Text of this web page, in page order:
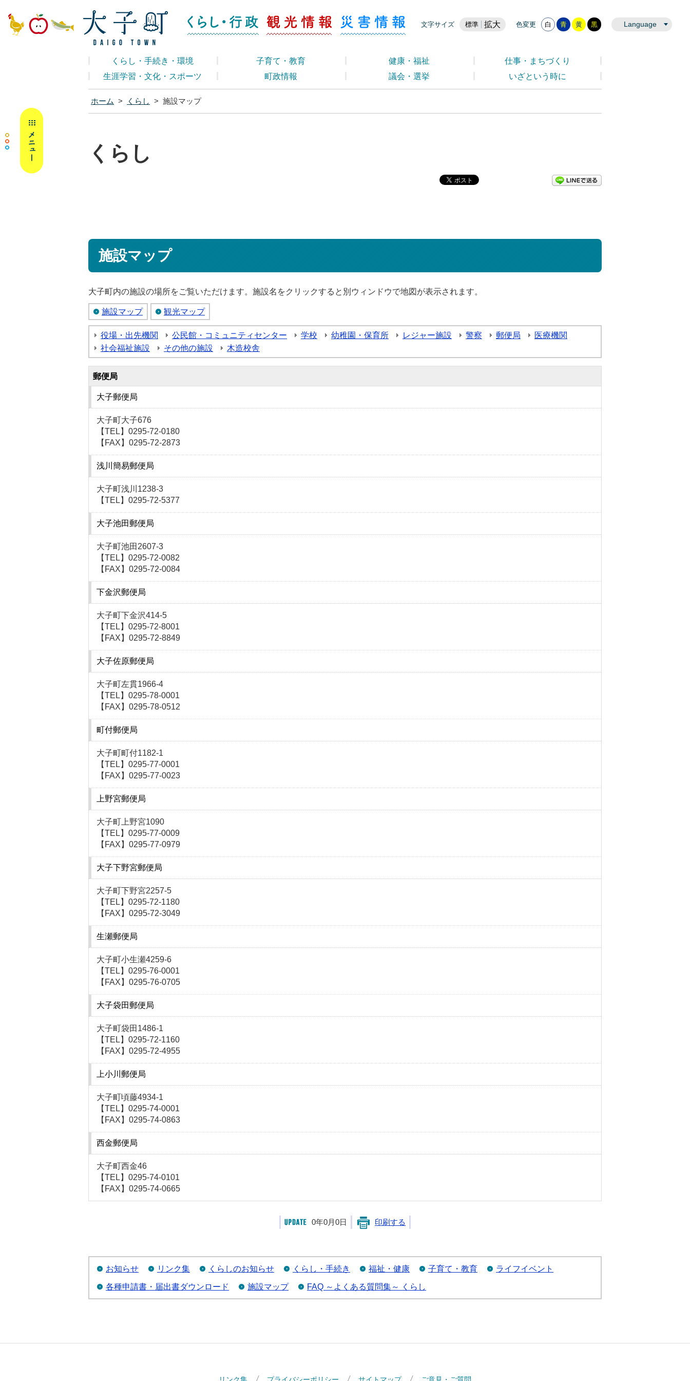
大子町ホームページ くらし・行政
文字サイズ 標準 拡大 色変更 白 青 黄 黒 Language
くらし・行政 観光情報 災害情報
くらし・手続き・環境 子育て・教育 健康・福祉
仕事・まちづくり
生涯学習・文化・スポーツ
町政情報 議会・選挙 いざという時に
ホーム > くらし > 施設マップ
くらし
施設マップ
大子町内の施設の場所をご覧いただけます。施設名をクリックすると別ウィンドウで地図が表示されます。
施設マップ 観光マップ
役場・出先機関 公民館・コミュニティセンター 学校 幼稚園・保育所 レジャー施設 警察 郵便局
医療機関
社会福祉施設
その他の施設 木造校舎
郵便局
大子郵便局
大子町大子676
【TEL】0295-72-0180
【FAX】0295-72-2873
浅川簡易郵便局
大子町浅川1238-3
【TEL】0295-72-5377
大子池田郵便局
大子町池田2607-3
【TEL】0295-72-0082
【FAX】0295-72-0084
下金沢郵便局
大子町下金沢414-5
【TEL】0295-72-8001
【FAX】0295-72-8849
大子佐原郵便局
大子町左貫1966-4
【TEL】0295-78-0001
【FAX】0295-78-0512
町付郵便局
大子町町付1182-1
【TEL】0295-77-0001
【FAX】0295-77-0023
上野宮郵便局
大子町上野宮1090
【TEL】0295-77-0009
【FAX】0295-77-0979
大子下野宮郵便局
大子町下野宮2257-5
【TEL】0295-72-1180
【FAX】0295-72-3049
生瀬郵便局
大子町小生瀬4259-6
【TEL】0295-76-0001
【FAX】0295-76-0705
大子袋田郵便局
大子町袋田1486-1
【TEL】0295-72-1160
【FAX】0295-72-4955
上小川郵便局
大子町頃藤4934-1
【TEL】0295-74-0001
【FAX】0295-74-0863
西金郵便局
大子町西金46
【TEL】0295-74-0101
【FAX】0295-74-0665
0年0月0日 印刷する
お知らせ リンク集 くらしのお知らせ くらし・手続き 福祉・健康 子育て・教育 ライフイベント
各種申請書・届出書ダウンロード 施設マップ FAQ ～よくある質問集～ くらし